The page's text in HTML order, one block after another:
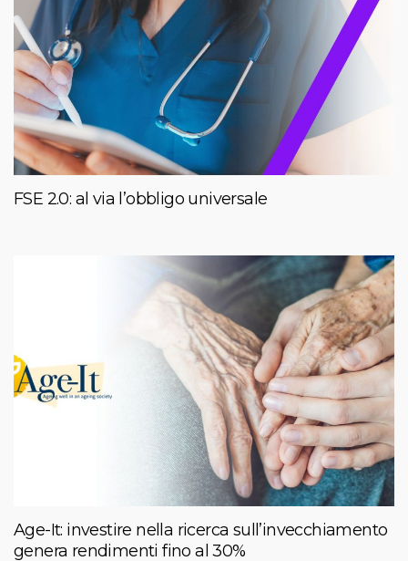
FSE 2.0: al via l’obbligo universale
Age-It: investire nella ricerca sull’invecchiamento
genera rendimenti fino al 30%